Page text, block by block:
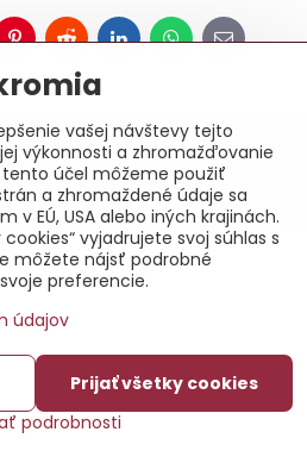
PinterestRedditLinkedInWhatsApp
E-
Copyright
ochrany osobných údajov
BiznisWeb.sk
vašej návštevy tejto
výkonnosti a zhromažďovanie
tento účel môžeme použiť
a zhromaždené údaje sa
v EÚ, USA alebo iných krajinách.
vyjadrujete svoj súhlas s
môžete nájsť podrobné
preferencie.
údajov
podrobnosti
Prijať všetky cookies